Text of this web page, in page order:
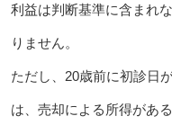
利益は判断基準に含まれ
りません。
ただし、20歳前に初診日
は、売却による所得があ